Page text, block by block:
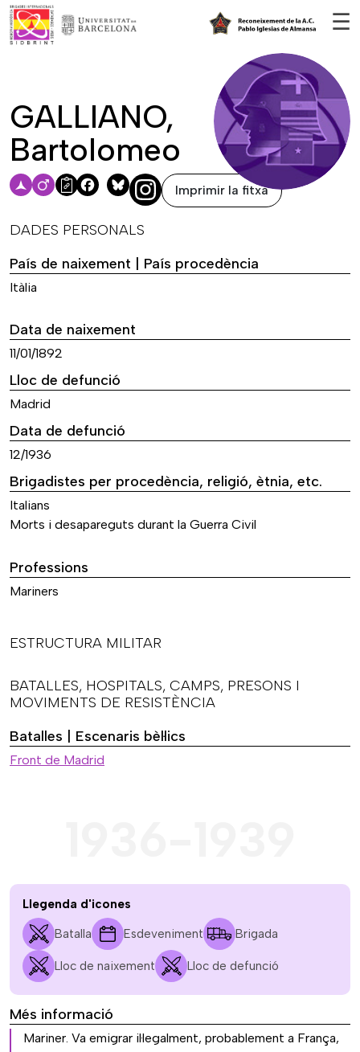
☰
GALLIANO,
Bartolomeo
Facebook
Bluesky Imprimir la fitxa
DADES PERSONALS
País de naixement | País procedència
Itàlia
Data de naixement
11/01/1892
Lloc de defunció
Madrid
Data de defunció
12/1936
Brigadistes per procedència, religió, ètnia, etc.
Italians
Morts i desapareguts durant la Guerra Civil
Professions
Mariners
ESTRUCTURA MILITAR
BATALLES, HOSPITALS, CAMPS, PRESONS I
MOVIMENTS DE RESISTÈNCIA
Batalles | Escenaris bèl·lics
Front de Madrid
Llegenda d'icones
Batalla Esdeveniment Brigada
Lloc de naixement Lloc de defunció
Més informació
Mariner. Va emigrar il·legalment, probablement a França,